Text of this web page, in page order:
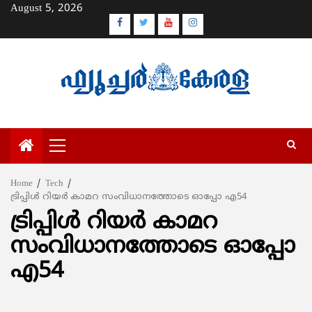
Skip
content
August 5, 2026
Facebook
TwitterYoutubeInstagram
Primary
Menu
Home
Tech
ട്രിപ്പിള്‍ റിയര്‍ കാമറ സംവിധാനത്തോടെ ഓപ്പോ എ54
ട്രിപ്പിള്‍ റിയര്‍ കാമറ
സംവിധാനത്തോടെ ഓപ്പോ
എ54